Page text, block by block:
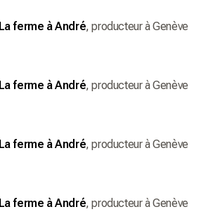
La ferme à André, producteurà Genève
La ferme à André, producteurà Genève
La ferme à André, producteurà Genève
La ferme à André, producteurà Genève